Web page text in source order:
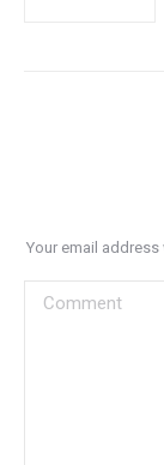
Your email
Comment